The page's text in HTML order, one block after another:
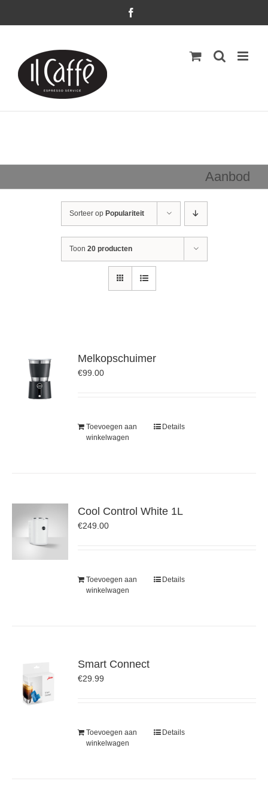
Aanbod
Sorteer op Populariteit
Toon 20 producten
Melkopschuimer
€99.00
Toevoegen aan
winkelwagen
Details
Cool Control White 1L
€249.00
Toevoegen aan
winkelwagen
Details
Smart Connect
€29.99
Toevoegen aan
winkelwagen
Details